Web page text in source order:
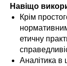
Навіщо
Крім
етичну
Аналітика в